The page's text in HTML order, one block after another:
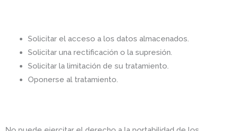
Solicitar el acceso a los datos almacenados.
Solicitar una rectificación o la supresión.
Solicitar la limitación de su tratamiento.
Oponerse al tratamiento.